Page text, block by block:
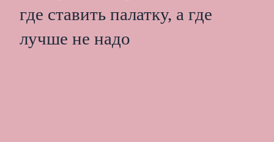
где ставить палатку, а где
лучше не надо